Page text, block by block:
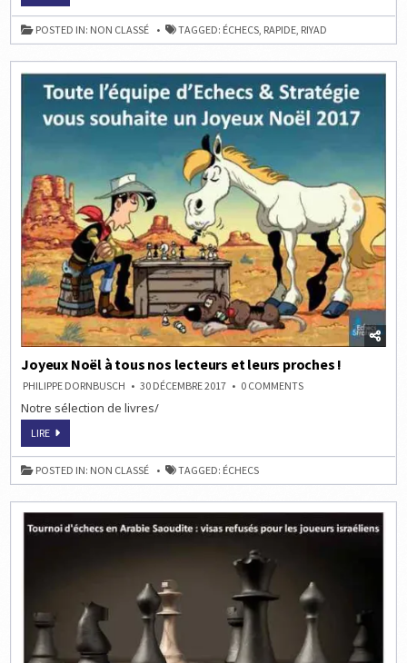
MONDE
D’ÉCHECS
RAPIDE
JU
WENJUN
CHAMPIONS
DU
RAPIDE
POSTED IN: NON CLASSÉ TAGGED: ÉCHECS RAPIDE RIYAD
Joyeux Noël à tous nos lecteurs et leurs proches !
PHILIPPE DORNBUSCH 30 DÉCEMBRE 2017 0 COMMENTSON
ET
PROCHES
Notre sélection de livres/
LIREJOYEUX
À
TOUS
NOS
LECTEURS
!
POSTED IN: NON CLASSÉ TAGGED: ÉCHECS